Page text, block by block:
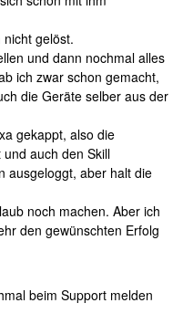
gelöst.
und dann nochmal alles
ich zwar schon gemacht,
die Geräte selber aus der
gekappt, also die
auch den Skill
ausgeloggt, aber halt die
noch machen. Aber ich
den gewünschten Erfolg
beim Support melden